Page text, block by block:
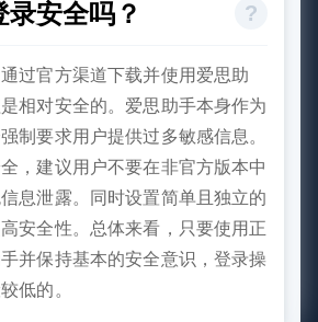
安全吗？
过官方渠道下载并使用爱思助
相对安全的。爱思助手本身作为
制要求用户提供过多敏感信息。
，建议用户不要在非官方版本中
息泄露。同时设置简单且独立的
安全性。总体来看，只要使用正
并保持基本的安全意识，登录操
低的。